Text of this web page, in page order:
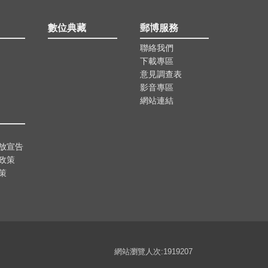
數位典藏 郵博服務
聯絡我們
下載專區
意見調查表
影音專區
網站連結
宣告
策
網站瀏覽人次:1919207